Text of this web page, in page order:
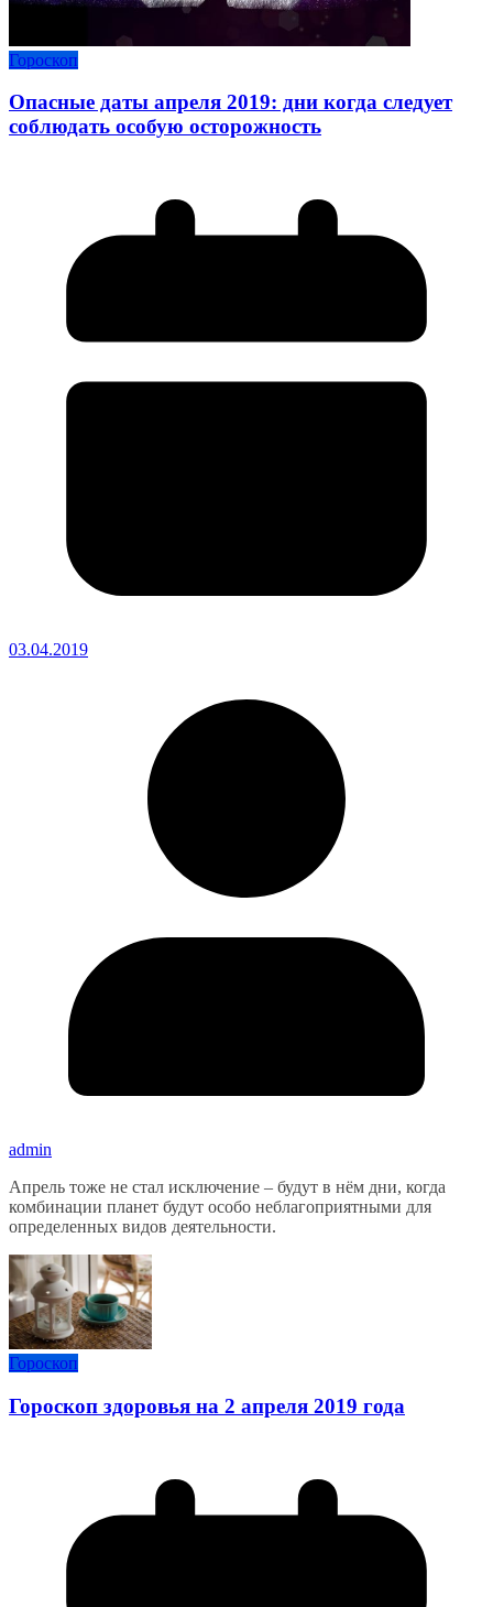
Гороскоп
Опасные даты апреля 2019: дни когда следует
соблюдать особую осторожность
03.04.2019
admin
Апрель тоже не стал исключение – будут в нём дни, когда
комбинации планет будут особо неблагоприятными для
определенных видов деятельности.
Гороскоп
Гороскоп здоровья на 2 апреля 2019 года